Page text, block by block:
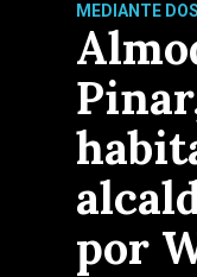
MEDIANTE
por